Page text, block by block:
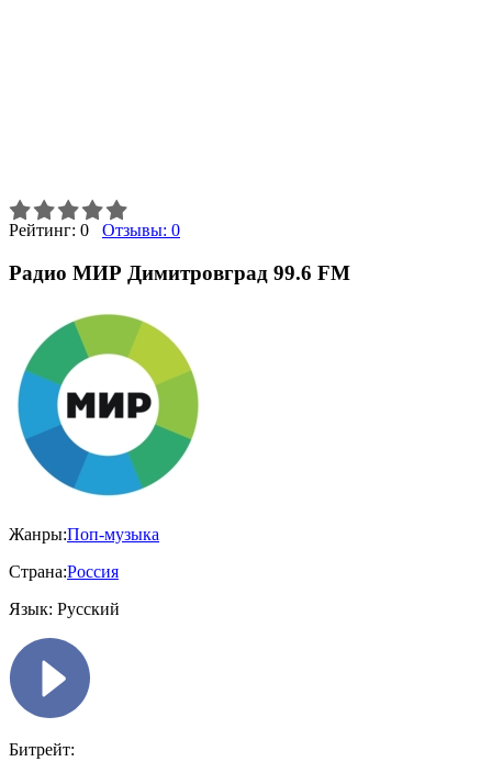
Рейтинг: 0 Отзывы: 0
Радио МИР Димитровград 99.6 FM
Жанры:Поп-музыка
Страна:Россия
Язык: Русский
Битрейт: